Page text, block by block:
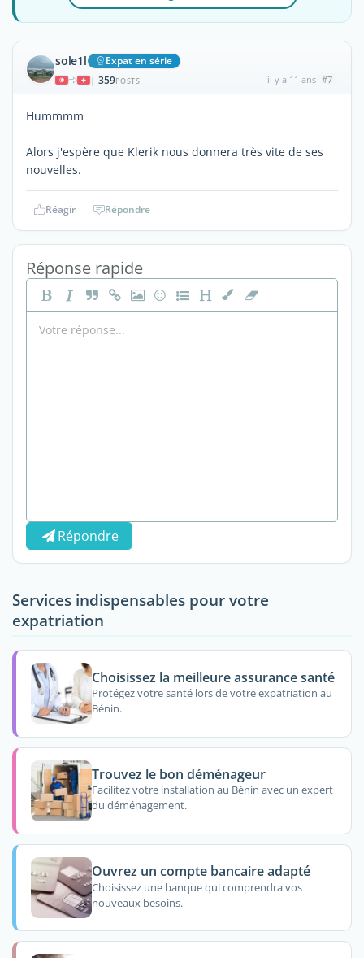
sole1l Expat en série
| 359POSTS il y a 11 ans #7
Hummmm
Alors j'espère que Klerik nous donnera très vite de ses
nouvelles.
Réagir Répondre
Réponse rapide
Répondre
Services indispensables pour votre
expatriation
Choisissez la meilleure assurance santé
Protégez votre santé lors de votre expatriation au
Bénin.
Trouvez le bon déménageur
Facilitez votre installation au Bénin avec un expert
du déménagement.
Ouvrez un compte bancaire adapté
Choisissez une banque qui comprendra vos
nouveaux besoins.